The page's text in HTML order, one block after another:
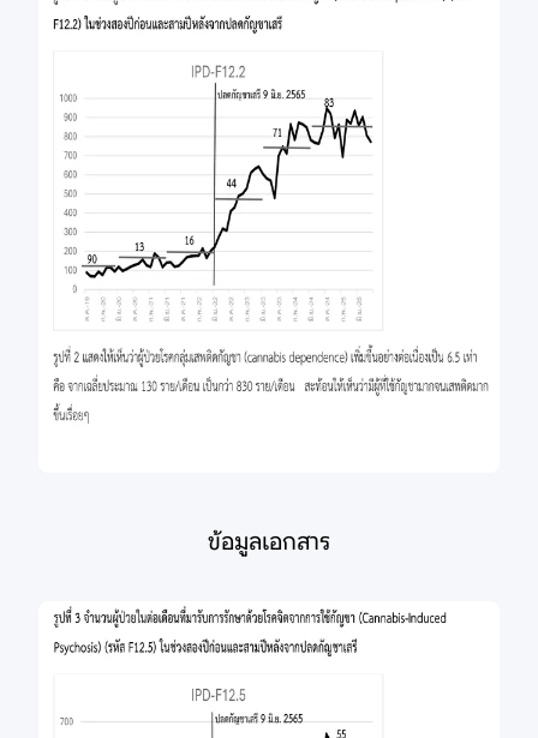
ข้อมูลเอกสาร